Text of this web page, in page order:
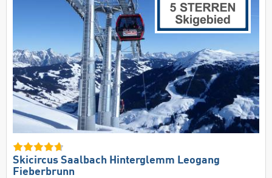
Skicircus Saalbach Hinterglemm Leogang
Fieberbrunn